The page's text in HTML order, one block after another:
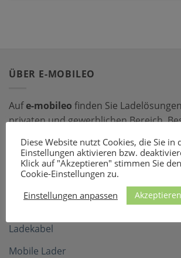
ÜBER E-MOBILEO
Aufe-mobileo finden Sie
privaten und gewerblichen Bereich.
passenden Ladeequipment sind Sie
gerüstet!
LADEZUBEHÖR
Ladekabel
Mobile Lader
Diese Website nutzt Cookies, die Sie in
Einstellungen aktivieren bzw.
Klick auf "Akzeptieren" stimmen Sie
Cookie-Einstellungen zu.
Einstellungen anpassen
Akzeptieren